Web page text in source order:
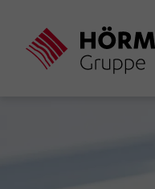
Inhalt